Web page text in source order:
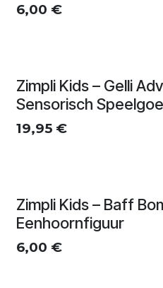
6,00 €
Zimpli Kids – Gelli
Sensorisch
19,95 €
Zimpli Kids – Baff
Eenhoornfiguur
6,00 €